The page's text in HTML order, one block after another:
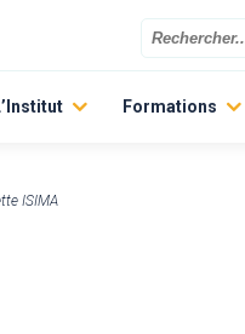
rejoindre
Formations
Former les
ISIMA